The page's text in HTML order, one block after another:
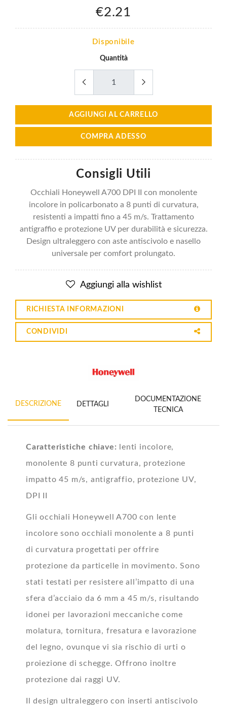
€2.21
Disponibile
Quantità
AGGIUNGI AL CARRELLO
COMPRA ADESSO
Consigli Utili
Occhiali Honeywell A700 DPI II con monolente
incolore in policarbonato a 8 punti di curvatura,
resistenti a impatti fino a 45 m/s. Trattamento
antigraffio e protezione UV per durabilità e sicurezza.
Design ultraleggero con aste antiscivolo e nasello
universale per comfort prolungato.
Aggiungi alla wishlist
RICHIESTA INFORMAZIONI
CONDIVIDI
DESCRIZIONE DETTAGLI
DOCUMENTAZIONE
TECNICA
Caratteristiche chiave: lenti incolore,
monolente 8 punti curvatura, protezione
impatto 45 m/s, antigraffio, protezione UV,
DPI II
Gli occhiali Honeywell A700 con lente
incolore sono occhiali monolente a 8 punti
di curvatura progettati per offrire
protezione da particelle in movimento. Sono
stati testati per resistere all’impatto di una
sfera d’acciaio da 6 mm a 45 m/s, risultando
idonei per lavorazioni meccaniche come
molatura, tornitura, fresatura e lavorazione
del legno, ovunque vi sia rischio di urti o
proiezione di schegge. Offrono inoltre
protezione dai raggi UV.
Il design ultraleggero con inserti antiscivolo